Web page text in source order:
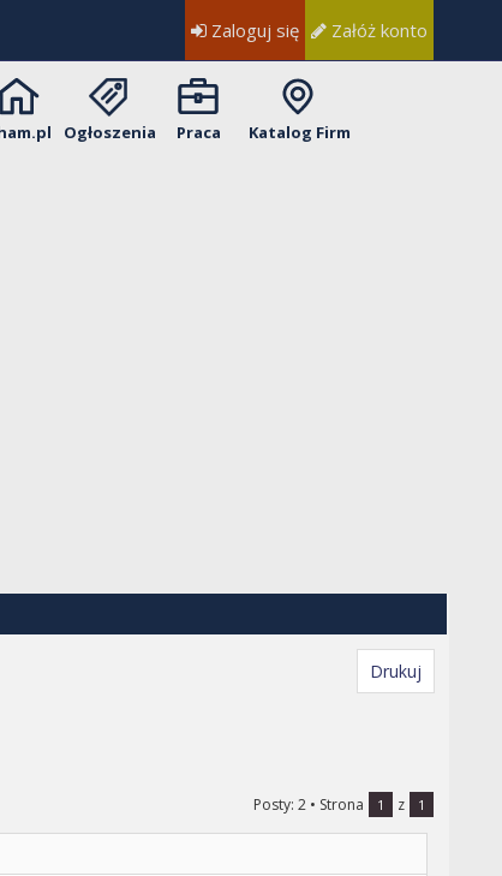
Zaloguj się Załóż konto
Ogłoszenia Praca Katalog Firm
Drukuj
Posty: 2 • Strona 1 z 1